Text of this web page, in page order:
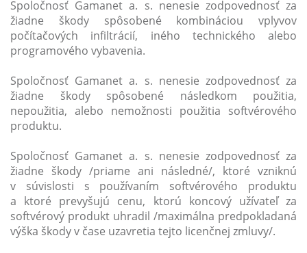
Spoločnosť Gamanet a. s. nenesie zodpovednosť za
žiadne škody spôsobené kombináciou vplyvov
počítačových infiltrácií, iného technického alebo
programového vybavenia.
Spoločnosť Gamanet a. s. nenesie zodpovednosť za
žiadne škody spôsobené následkom použitia,
nepoužitia, alebo nemožnosti použitia softvérového
produktu.
Spoločnosť Gamanet a. s. nenesie zodpovednosť za
žiadne škody /priame ani následné/, ktoré vzniknú
v súvislosti s používaním softvérového produktu
a ktoré prevyšujú cenu, ktorú koncový užívateľ za
softvérový produkt uhradil /maximálna predpokladaná
výška škody v čase uzavretia tejto licenčnej zmluvy/.